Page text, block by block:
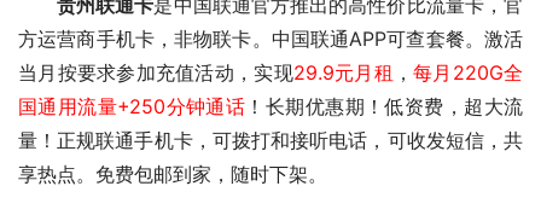
贵州联通卡是中国联通官方推出的高性价比流量卡，官
方运营商手机卡，非物联卡。中国联通APP可查套餐。激活
当月按要求参加充值活动，实现29.9元月租 ，每月220G全
国通用流量+250分钟通话 ！长期优惠期！低资费，超大流
量！正规联通手机卡，可拨打和接听电话，可收发短信，共
享热点。免费包邮到家，随时下架。